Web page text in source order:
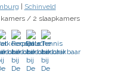
Schinveld
/ 2 slaapkamers